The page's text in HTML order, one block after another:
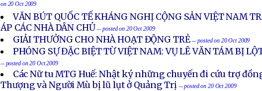
on 20 Oct 2009
VĂN BÚT QUỐC TẾ KHÁNG NGHỊ CỘNG SẢN VIỆT NAM
ÁP CÁC NHÀ DÂN CHỦ -- posted on 20 Oct 2009
GIẢI THƯỞNG CHO NHÀ HOẠT ĐỘNG TRẺ -- posted on 20 Oct 2009
PHÓNG SỰ ĐẶC BIỆT TỪ VIỆT NAM: VỤ LÊ VĂN TÁM BỊ
-- posted on 20 Oct 2009
Các Nữ tu MTG Huế: Nhật ký những chuyến đi cứu trợ
Thượng và Người Mù bị lũ lụt ở Quảng Trị -- posted on 20 Oct 2009